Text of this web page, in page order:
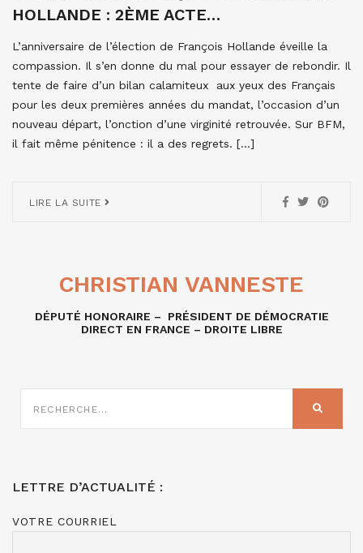
HOLLANDE : 2ÈME ACTE…
L’anniversaire de l’élection de François Hollande éveille la
compassion. Il s’en donne du mal pour essayer de rebondir. Il
tente de faire d’un bilan calamiteux aux yeux des Français
pour les deux premières années du mandat, l’occasion d’un
nouveau départ, l’onction d’une virginité retrouvée. Sur BFM,
il fait même pénitence : il a des regrets. […]
LIRE LA SUITE
CHRISTIAN VANNESTE
DÉPUTÉ HONORAIRE – PRÉSIDENT DE DÉMOCRATIE
DIRECT EN FRANCE – DROITE LIBRE
SUR
LETTRE D’ACTUALITÉ :
VOTRE COURRIEL